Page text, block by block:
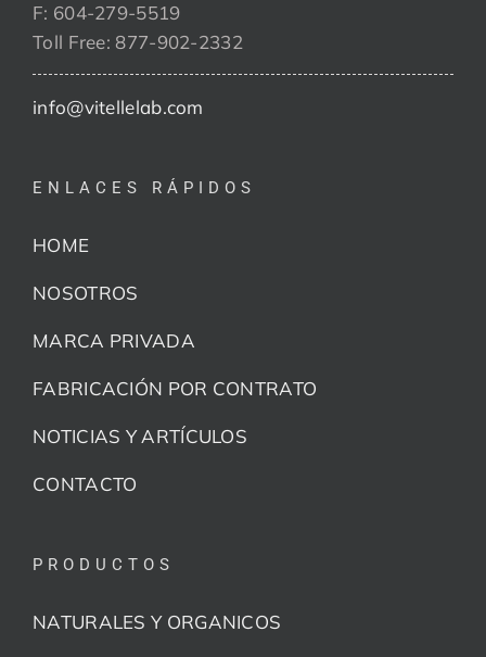
F: 604-279-5519
Toll Free: 877-902-2332
info@vitellelab.com
ENLACES RÁPIDOS
HOME
NOSOTROS
MARCA PRIVADA
FABRICACIÓN POR CONTRATO
NOTICIAS Y ARTÍCULOS
CONTACTO
PRODUCTOS
NATURALES Y ORGANICOS